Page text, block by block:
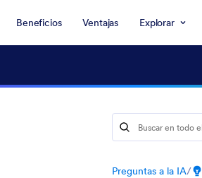
Beneficios Ventajas Explorar
Preguntas a la IA/